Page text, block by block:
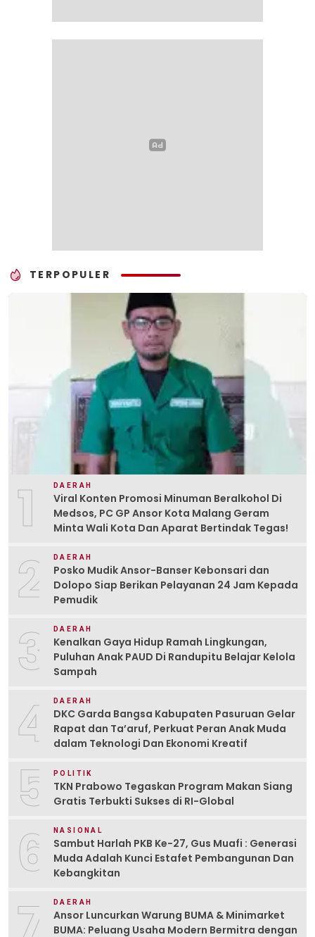
TERPOPULER
1 DAERAH
Viral Konten Promosi Minuman Beralkohol Di
Medsos, PC GP Ansor Kota Malang Geram
Minta Wali Kota Dan Aparat Bertindak Tegas!
2 DAERAH
Posko Mudik Ansor-Banser Kebonsari dan
Dolopo Siap Berikan Pelayanan 24 Jam Kepada
Pemudik
3 DAERAH
Kenalkan Gaya Hidup Ramah Lingkungan,
Puluhan Anak PAUD Di Randupitu Belajar Kelola
Sampah
4 DAERAH
DKC Garda Bangsa Kabupaten Pasuruan Gelar
Rapat dan Ta’aruf, Perkuat Peran Anak Muda
dalam Teknologi Dan Ekonomi Kreatif
5 POLITIK
TKN Prabowo Tegaskan Program Makan Siang
Gratis Terbukti Sukses di RI-Global
6 NASIONAL
Sambut Harlah PKB Ke-27, Gus Muafi : Generasi
Muda Adalah Kunci Estafet Pembangunan Dan
Kebangkitan
DAERAH
Ansor Luncurkan Warung BUMA & Minimarket
BUMA: Peluang Usaha Modern Bermitra dengan